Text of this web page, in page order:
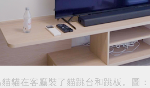
貓在客廳裝了貓跳台和跳板。圖